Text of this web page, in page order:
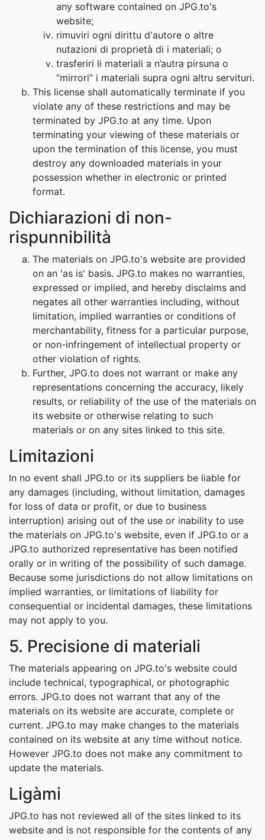
any software contained on JPG.to's
website;
rimuviri ogni dirittu d'autore o altre
nutazioni di proprietà di i materiali; o
trasferiri li materiali a n’autra pirsuna o
“mirrori” i materiali supra ogni altru servituri.
This license shall automatically terminate if you
violate any of these restrictions and may be
terminated by JPG.to at any time. Upon
terminating your viewing of these materials or
upon the termination of this license, you must
destroy any downloaded materials in your
possession whether in electronic or printed
format.
Dichiarazioni di non-
rispunnibilità
The materials on JPG.to's website are provided
on an 'as is' basis. JPG.to makes no warranties,
expressed or implied, and hereby disclaims and
negates all other warranties including, without
limitation, implied warranties or conditions of
merchantability, fitness for a particular purpose,
or non-infringement of intellectual property or
other violation of rights.
Further, JPG.to does not warrant or make any
representations concerning the accuracy, likely
results, or reliability of the use of the materials on
its website or otherwise relating to such
materials or on any sites linked to this site.
Limitazioni
In no event shall JPG.to or its suppliers be liable for
any damages (including, without limitation, damages
for loss of data or profit, or due to business
interruption) arising out of the use or inability to use
the materials on JPG.to's website, even if JPG.to or a
JPG.to authorized representative has been notified
orally or in writing of the possibility of such damage.
Because some jurisdictions do not allow limitations on
implied warranties, or limitations of liability for
consequential or incidental damages, these limitations
may not apply to you.
5. Precisione di materiali
The materials appearing on JPG.to's website could
include technical, typographical, or photographic
errors. JPG.to does not warrant that any of the
materials on its website are accurate, complete or
current. JPG.to may make changes to the materials
contained on its website at any time without notice.
However JPG.to does not make any commitment to
update the materials.
Ligàmi
JPG.to has not reviewed all of the sites linked to its
website and is not responsible for the contents of any